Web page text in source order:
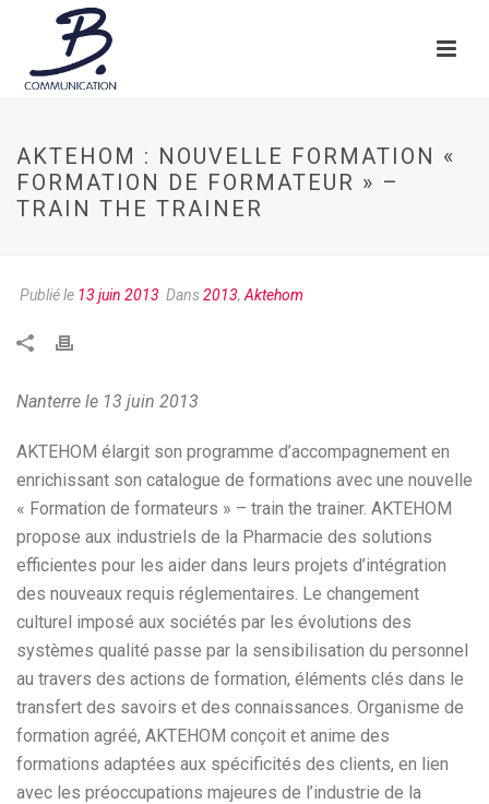
AKTEHOM : NOUVELLE FORMATION «
FORMATION DE FORMATEUR » –
TRAIN THE TRAINER
Publié le 13 juin 2013 Dans2013, Aktehom
Nanterre le 13 juin 2013
AKTEHOM élargit son programme d’accompagnement en
enrichissant son catalogue de formations avec une nouvelle
« Formation de formateurs » – train the trainer. AKTEHOM
propose aux industriels de la Pharmacie des solutions
efficientes pour les aider dans leurs projets d’intégration
des nouveaux requis réglementaires. Le changement
culturel imposé aux sociétés par les évolutions des
systèmes qualité passe par la sensibilisation du personnel
au travers des actions de formation, éléments clés dans le
transfert des savoirs et des connaissances. Organisme de
formation agréé, AKTEHOM conçoit et anime des
formations adaptées aux spécificités des clients, en lien
avec les préoccupations majeures de l’industrie de la